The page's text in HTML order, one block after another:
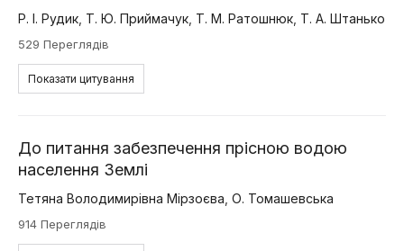
Р. І. Рудик Т. Ю. Приймачук Т. М. Ратошнюк Т. А. Штанько
529 Переглядів
Показати цитування
До питання забезпечення прісною водою
населення Землі
Тетяна Володимирівна Мірзоєва О. Томашевська
914 Переглядів